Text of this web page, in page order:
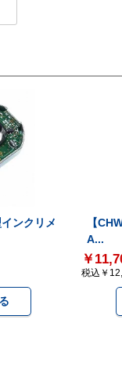
ンクリメ
【
A...
￥
税込￥